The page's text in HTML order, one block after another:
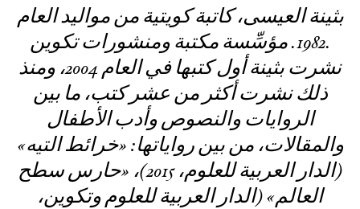
بثينة العيسى، كاتبة كويتية من مواليد العام
1982. مؤسِّسة مكتبة ومنشورات تكوين.
نشرت بثينة أول كتبها في العام 2004، ومنذ
ذلك نشرت أكثر من عشر كتب، ما بين
الروايات والنصوص وأدب الأطفال
والمقالات، من بين رواياتها: «خرائط التيه»
(الدار العربية للعلوم، 2015)، «حارس سطح
العالم» (الدار العربية للعلوم وتكوين،